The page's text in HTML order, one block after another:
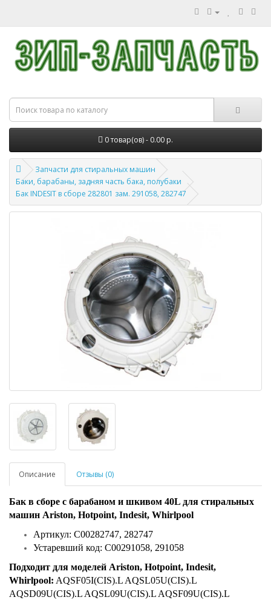
0 товар(ов) - 0.00 р.
Запчасти для стиральных машин
Баки, барабаны, задняя часть бака, полубаки
Бак INDESIT в сборе 282801 зам. 291058, 282747
Описание Отзывы (0)
Бак в сборе с барабаном и шкивом 40L для стиральных
машин Ariston, Hotpoint, Indesit, Whirlpool
Артикул: C00282747, 282747
Устаревший код: C00291058, 291058
Подходит для моделей Ariston, Hotpoint, Indesit,
Whirlpool: AQSF05I(CIS).L AQSL05U(CIS).L
AQSD09U(CIS).L AQSL09U(CIS).L AQSF09U(CIS).L